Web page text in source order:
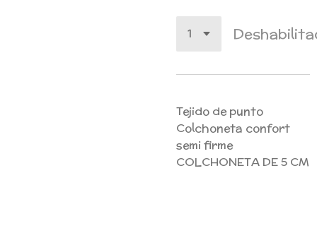
Tejido de punto
Colchoneta confort
semi firme
COLCHONETA DE 5 CM